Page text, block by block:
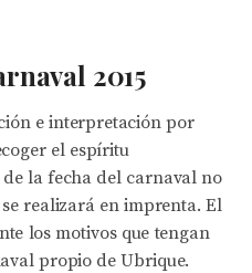
2015
e interpretación por
el espíritu
la fecha del carnaval no
realizará en imprenta. El
los motivos que tengan
propio de Ubrique.